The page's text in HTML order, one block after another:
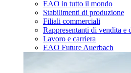
EAO in tutto il mondo
Stabilimenti di produzione
Filiali commerciali
Rappresentanti di vendita e
Lavoro e carriera
EAO Future Auerbach